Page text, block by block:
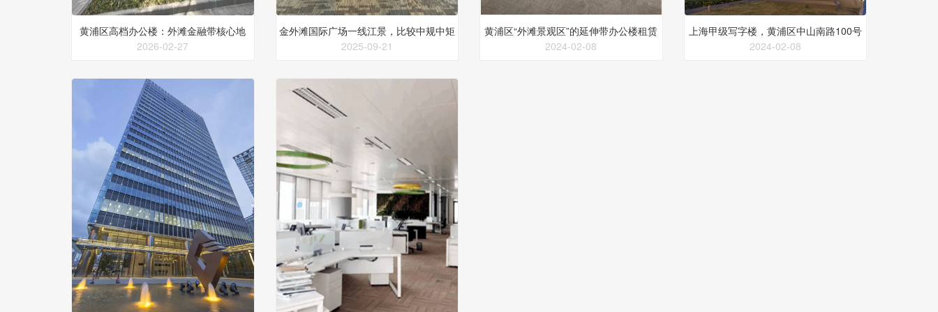
黄浦区高档办公楼：外滩金融带核心地
标，国际一流甲级写字楼租赁
2026-02-27
金外滩国际广场一线江景，比较中规中矩
的上海办公楼
2025-09-21
黄浦区“外滩景观区”的延伸带办公楼租赁
2024-02-08
上海甲级写字楼，黄浦区中山南路100号
2024-02-08